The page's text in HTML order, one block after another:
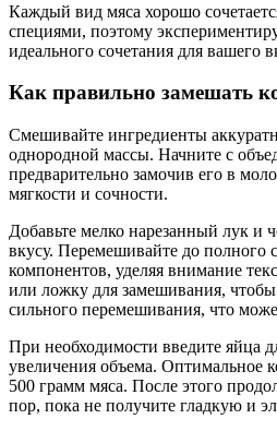
Каждый вид мяса хорошо
специями, поэтому
идеального сочетания для вашего
Как правильно замешать
Смешивайте ингредиенты
однородной массы. Начните с
предварительно замочив его в
мягкости и сочности.
Добавьте мелко нарезанный лук и
вкусу. Перемешивайте до полного
компонентов, уделяя внимание
или ложку для замешивания,
сильного перемешивания, что
При необходимости введите яйца
увеличения объема. Оптимальное
500 грамм мяса. После этого
пор, пока не получите гладкую и